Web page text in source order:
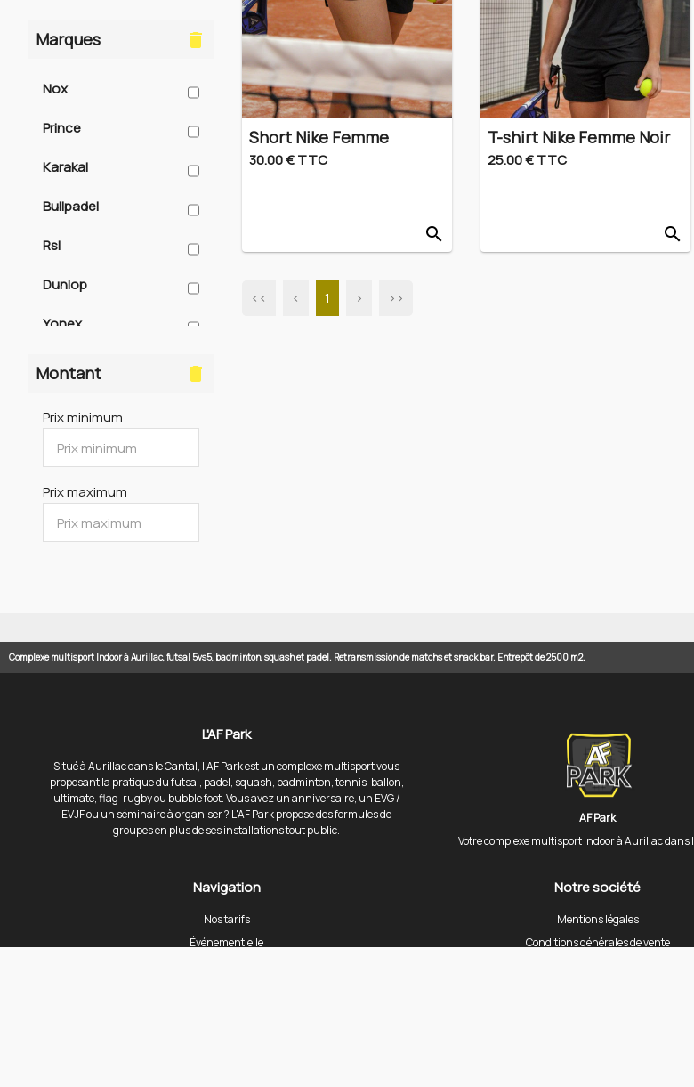
Marques delete
Nox
Prince
Karakal
Bullpadel
Rsl
Dunlop
Yonex
Adidas
Wilson
Montant delete
Prix minimum
Prix maximum
Short Nike Femme
30.00 € TTC
search
T-shirt Nike Femme Noir
25.00 € TTC
search
<< < 1 > >>
Complexe multisport Indoor à Aurillac, futsal 5vs5, badminton, squash et padel. Retransmission de matchs et snack bar. Entrepôt de 2500 m2.
L'AF Park
Situé à Aurillac dans le Cantal, l’AF Park est un complexe multisport vous
proposant la pratique du futsal, padel, squash, badminton, tennis-ballon,
ultimate, flag-rugby ou bubble foot. Vous avez un anniversaire, un EVG /
EVJF ou un séminaire à organiser ? L'AF Park propose des formules de
groupes en plus de ses installations tout public.
AF Park
Votre complexe multisport indoor à Aurillac dans
Navigation
Nos tarifs
Événementielle
Notre société
Mentions légales
Conditions générales de vente